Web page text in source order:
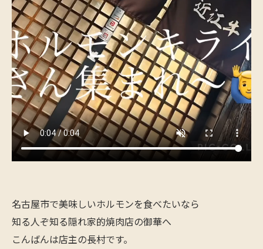
名古屋市で美味しいホルモンを食べたいなら
知る人ぞ知る隠れ家的焼肉店の御華へ
こんばんは店主の長村です。